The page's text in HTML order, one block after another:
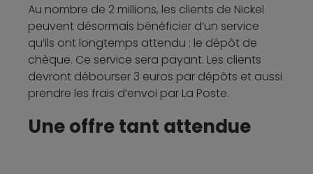
Au nombre de 2 millions, les clients de Nickel
peuvent désormais bénéficier d’un service
qu’ils ont longtemps attendu : le dépôt de
chèque. Ce service sera payant. Les clients
devront débourser 3 euros par dépôts et aussi
prendre les frais d’envoi par La Poste.
Une offre tant attendue